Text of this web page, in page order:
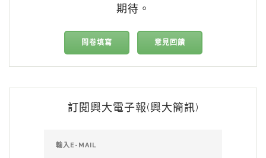
期待。
問卷填寫 意見回饋
訂閱興大電子報(興大簡訊)